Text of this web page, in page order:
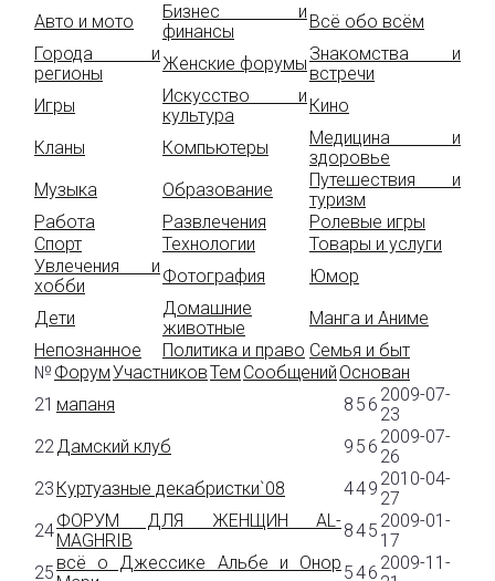
Авто и мото
Бизнес и
финансы
Всё обо всём
Города и
регионы
Женские форумы Знакомства и
встречи
Игры
Искусство и
культура
Кино
Кланы
Компьютеры
Медицина и
здоровье
Музыка
Образование
Путешествия и
туризм
Работа
Развлечения
Ролевые игры
Спорт
Технологии
Товары и услуги
Увлечения и
хобби
Фотография
Юмор
Дети
Домашние
животные
Манга и Аниме
Непознанное
Политика и право Семья и быт
№ ФорумУчастниковТем Сообщений Основан
21 мапаня 8 5 6 2009-07-
23
22Дамский клуб 9 5 6 2009-07-
26
23 Куртуазные декабристки`08 449 2010-04-
27
24ФОРУМ ДЛЯ ЖЕНЩИН AL-
MAGHRIB
845 2009-01-
17
25 всё о Джессике Альбе и Онор 546 2009-11-